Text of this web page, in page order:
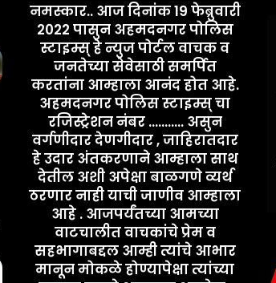
नमस्कार.. आज दिनांक 19 फेब्रुवारी
2022 पासुन अहमदनगर पोलिस
स्टाइम्स् हे न्युज पोर्टल वाचक व
जनतेच्या सेवेसाठी समर्पित
करतांना आम्हाला आनंद होत आहे.
अहमदनगर पोलिस स्टाइम्स् चा
रजिस्ट्रेशन नंबर ........... असुन
वर्गणीदार देणगीदार , जाहिरातदार
हे उदार अंतकरणाने आम्हाला साथ
देतील अशी अपेक्षा बाळगणे व्यर्थ
ठरणार नाही याची जाणीव आम्हाला
आहे . आजपर्यंतच्या आमच्या
वाटचालीत वाचकांचे प्रेम व
सहभागाबद्दल आम्ही त्यांचे आभार
मानून मोकळे होण्यापेक्षा त्यांच्या